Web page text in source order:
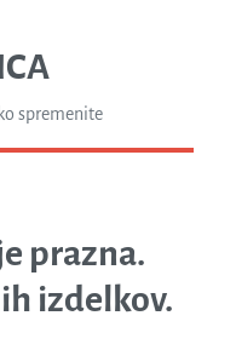
spremenite
prazna.
izdelkov.